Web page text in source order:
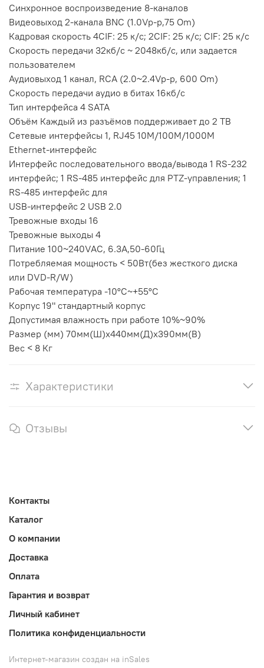
Синхронное воспроизведение 8-каналов
Видеовыход 2-канала BNC (1.0Vp-p,75 Om)
Кадровая скорость 4CIF: 25 к/с; 2CIF: 25 к/с; CIF: 25 к/с
Скорость передачи 32кб/с ~ 2048кб/c, или задается
пользователем
Аудиовыход 1 канал, RCA (2.0~2.4Vp-p, 600 Om)
Скорость передачи аудио в битах 16кб/с
Тип интерфейса 4 SATA
Объём Каждый из разъёмов поддерживает до 2 TB
Сетевые интерфейсы 1, RJ45 10M/100M/1000M
Ethernet-интерфейс
Интерфейс последовательного ввода/вывода 1 RS-232
интерфейс; 1 RS-485 интерфейс для PTZ-управления; 1
RS-485 интерфейс для
USB-интерфейс 2 USB 2.0
Тревожные входы 16
Тревожные выходы 4
Питание 100~240VAC, 6.3A,50-60Гц
Потребляемая мощность < 50Вт(без жесткого диска
или DVD-R/W)
Рабочая температура -10°C~+55°C
Корпус 19" стандартный корпус
Допустимая влажность при работе 10%~90%
Размер (мм) 70мм(Ш)x440мм(Д)x390мм(В)
Вес < 8 Кг
Характеристики
Отзывы
Контакты
Каталог
О компании
Доставка
Оплата
Гарантия и возврат
Личный кабинет
Политика конфиденциальности
Интернет-магазин создан на inSales